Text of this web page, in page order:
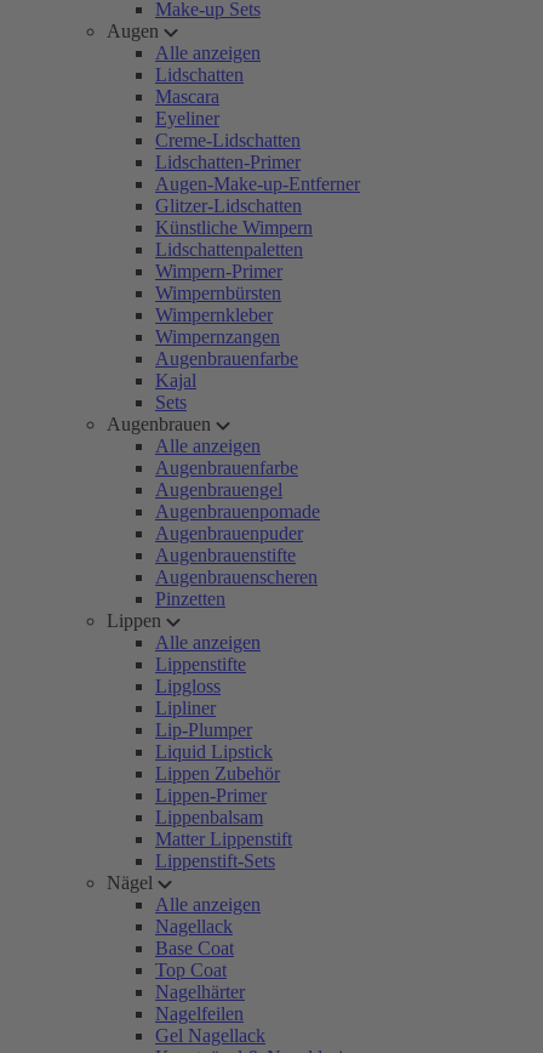
Make-up Sets
Augen
Alle anzeigen
Lidschatten
Mascara
Eyeliner
Creme-Lidschatten
Lidschatten-Primer
Augen-Make-up-Entferner
Glitzer-Lidschatten
Künstliche Wimpern
Lidschattenpaletten
Wimpern-Primer
Wimpernbürsten
Wimpernkleber
Wimpernzangen
Augenbrauenfarbe
Kajal
Sets
Augenbrauen
Alle anzeigen
Augenbrauenfarbe
Augenbrauengel
Augenbrauenpomade
Augenbrauenpuder
Augenbrauenstifte
Augenbrauenscheren
Pinzetten
Lippen
Alle anzeigen
Lippenstifte
Lipgloss
Lipliner
Lip-Plumper
Liquid Lipstick
Lippen Zubehör
Lippen-Primer
Lippenbalsam
Matter Lippenstift
Lippenstift-Sets
Nägel
Alle anzeigen
Nagellack
Base Coat
Top Coat
Nagelhärter
Nagelfeilen
Gel Nagellack